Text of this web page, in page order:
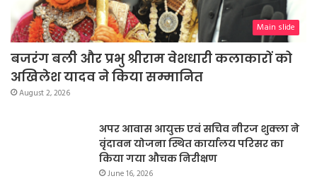
Main slide
बजरंग बली और प्रभु श्रीराम वेशधारी कलाकारों को
अखिलेश यादव ने किया सम्मानित
August 2, 2026
अपर आवास आयुक्त एवं सचिव नीरज शुक्ला ने
वृंदावन योजना स्थित कार्यालय परिसर का
किया गया औचक निरीक्षण
June 16, 2026